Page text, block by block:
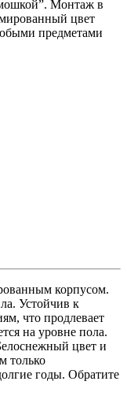
Подвесные(40)
Монтаж в
цвет
предметами
корпусом.
Устойчив к
что продлевает
на уровне пола.
цвет и
только
годы. Обратите